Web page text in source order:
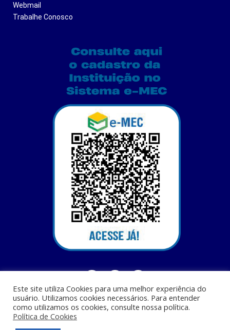
Webmail
Trabalhe Conosco
Centro Universitário Santa Terezinha - CEST - Av. Casemiro Junior, 12 - Anil,
Este site utiliza Cookies para uma melhor experiência do
usuário. Utilizamos cookies necessários. Para entender
como utilizamos os cookies, consulte nossa política.
Política de Cookies